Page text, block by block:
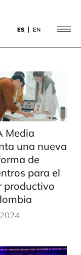
ES EN
Open
Media
una nueva
de
para el
productivo